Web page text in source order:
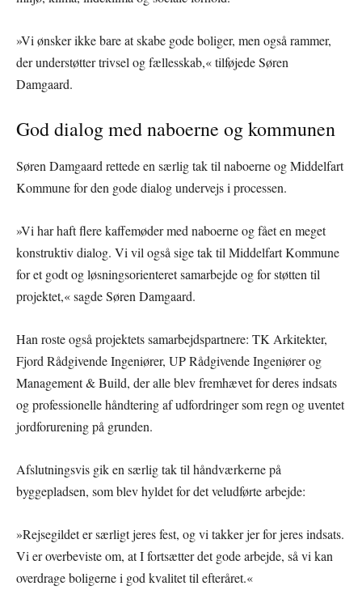
»Vi ønsker ikke bare at skabe gode boliger, men også rammer,
der understøtter trivsel og fællesskab,« tilføjede Søren
Damgaard.
God dialog med naboerne og kommunen
Søren Damgaard rettede en særlig tak til naboerne og Middelfart
Kommune for den gode dialog undervejs i processen.
»Vi har haft flere kaffemøder med naboerne og fået en meget
konstruktiv dialog. Vi vil også sige tak til Middelfart Kommune
for et godt og løsningsorienteret samarbejde og for støtten til
projektet,« sagde Søren Damgaard.
Han roste også projektets samarbejdspartnere: TK Arkitekter,
Fjord Rådgivende Ingeniører, UP Rådgivende Ingeniører og
Management & Build, der alle blev fremhævet for deres indsats
og professionelle håndtering af udfordringer som regn og uventet
jordforurening på grunden.
Afslutningsvis gik en særlig tak til håndværkerne på
byggepladsen, som blev hyldet for det veludførte arbejde:
»Rejsegildet er særligt jeres fest, og vi takker jer for jeres indsats.
Vi er overbeviste om, at I fortsætter det gode arbejde, så vi kan
overdrage boligerne i god kvalitet til efteråret.«